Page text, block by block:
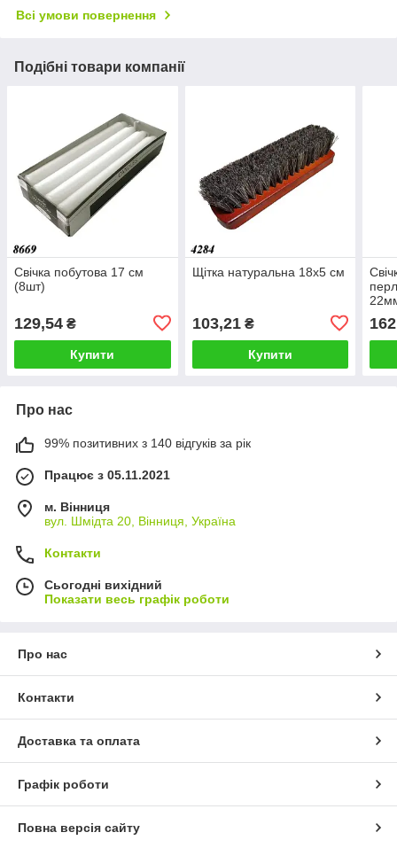
Всі умови повернення
Подібні товари компанії
Свічка побутова 17 см
(8шт)
129,54 ₴
Купити
Щітка натуральна 18х5 см
103,21₴
Купити
Про нас
99% позитивних з 140 відгуків за рік
Працює з 05.11.2021
м. Вінниця
вул. Шмідта 20, Вінниця, Україна
Контакти
Сьогодні вихідний
Показати весь графік роботи
Про нас
Контакти
Доставка та оплата
Графік роботи
Повна версія сайту